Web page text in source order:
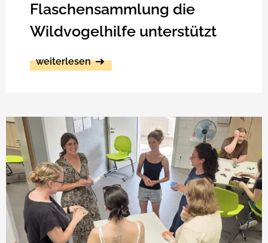
Flaschensammlung die
Wildvogelhilfe unterstützt
weiterlesen